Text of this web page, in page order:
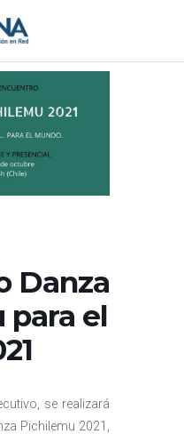
Danza
para el
se realizará
Pichilemu 2021,